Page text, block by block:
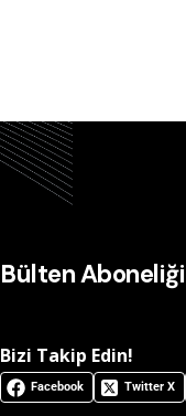
Bülten Aboneliği
Bizi Takip Edin!
Facebook Twitter X